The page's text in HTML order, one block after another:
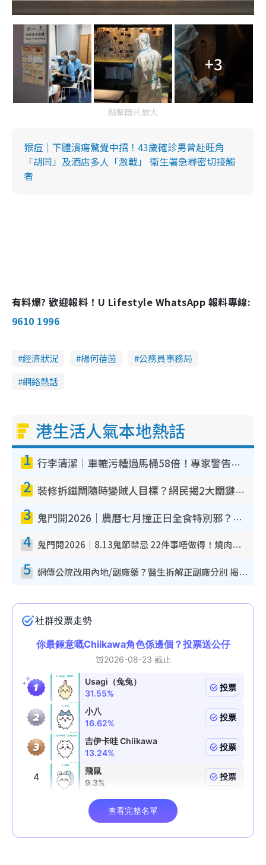
+3
點擊圖片放大
猴痘｜下體潰瘍驚覺中招！43歲確診男曾赴旺角
「胡同」及酒店多人「激戰」 衛生署急尋密切接觸
者
有料爆? 歡迎報料！U Lifestyle WhatsApp 報料專線:
9610 1996
經濟狀況 楊何蓓茵
公務員事務局
網絡熱話
港生活人氣本地熱話
1 行李清潔｜車轆污糟過馬桶58倍！專家警告忌用酒精抹 教1招免污手除菌
2 裝修拆鐵閘隨時變賊人目標？網民揭2大關鍵用途：裝新式等於白裝？附新舊鐵閘分別
3 鬼門開2026｜農曆七月撞正日全食特別邪？專家警告切忌做一事！揭4大禁忌+2招保平安
4 鬼門開2026｜8.13鬼節禁忌 22件事唔做得！燒肉、刺身要少食？半夜勿吹口哨/打呢個電話
5 網傳公院改用內地/副廠藥？醫生拆解正副廠分別 揭4類人換藥隨時出事